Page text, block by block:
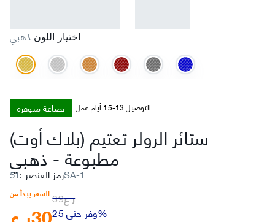
اختيار اللون ذهبي
بضاعة متوفرة التوصيل 13-15 أيام عمل
ستائر الرولر تعتيم (بلاك أوت)
مطبوعة- ذهبي
رمز العنصر: 51SA-1
السعر يبدأ من ر ع39
وفر حتى 25%